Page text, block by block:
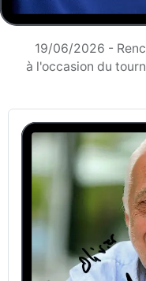
19/06/2026 -
à l'occasion du